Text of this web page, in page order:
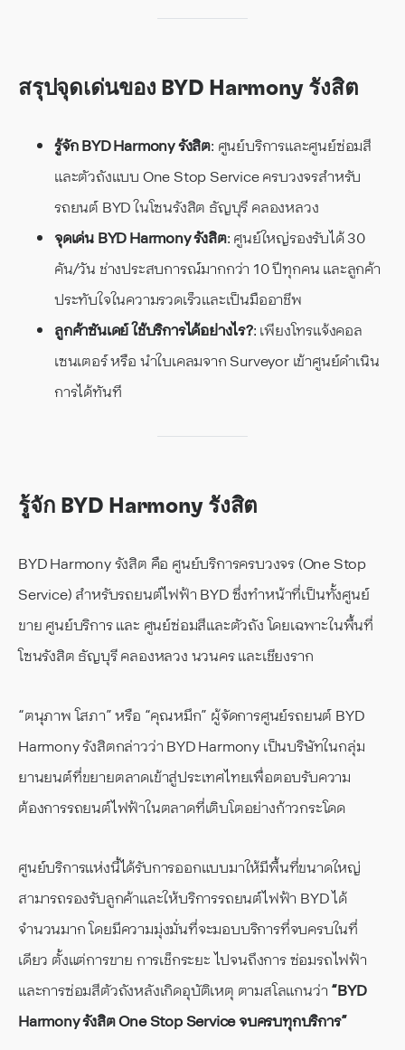
สรุปจุดเด่นของ BYD Harmony รังสิต
รู้จัก BYD Harmony รังสิต: ศูนย์บริการและศูนย์ซ่อมสี
และตัวถังแบบ One Stop Service ครบวงจรสำหรับ
รถยนต์ BYD ในโซนรังสิต ธัญบุรี คลองหลวง
จุดเด่น BYD Harmony รังสิต: ศูนย์ใหญ่รองรับได้ 30
คัน/วัน ช่างประสบการณ์มากกว่า 10 ปีทุกคน และลูกค้า
ประทับใจในความรวดเร็วและเป็นมืออาชีพ
ลูกค้าซันเดย์ ใช้บริการได้อย่างไร?: เพียงโทรแจ้งคอล
เซนเตอร์ หรือ นำใบเคลมจาก Surveyor เข้าศูนย์ดำเนิน
การได้ทันที
รู้จัก BYD Harmony รังสิต
BYD Harmony รังสิต คือ ศูนย์บริการครบวงจร (One Stop
Service) สำหรับรถยนต์ไฟฟ้า BYD ซึ่งทำหน้าที่เป็นทั้งศูนย์
ขาย ศูนย์บริการ และ ศูนย์ซ่อมสีและตัวถัง โดยเฉพาะในพื้นที่
โซนรังสิต ธัญบุรี คลองหลวง นวนคร และเชียงราก
“ตนุภาพ โสภา” หรือ “คุณหมึก” ผู้จัดการศูนย์รถยนต์ BYD
Harmony รังสิตกล่าวว่า BYD Harmony เป็นบริษัทในกลุ่ม
ยานยนต์ที่ขยายตลาดเข้าสู่ประเทศไทยเพื่อตอบรับความ
ต้องการรถยนต์ไฟฟ้าในตลาดที่เติบโตอย่างก้าวกระโดด
ศูนย์บริการแห่งนี้ได้รับการออกแบบมาให้มีพื้นที่ขนาดใหญ่
สามารถรองรับลูกค้าและให้บริการรถยนต์ไฟฟ้า BYD ได้
จำนวนมาก โดยมีความมุ่งมั่นที่จะมอบบริการที่จบครบในที่
เดียว ตั้งแต่การขาย การเช็กระยะ ไปจนถึงการ ซ่อมรถไฟฟ้า
และการซ่อมสีตัวถังหลังเกิดอุบัติเหตุ ตามสโลแกนว่า “BYD
Harmony รังสิต One Stop Service จบครบทุกบริการ”